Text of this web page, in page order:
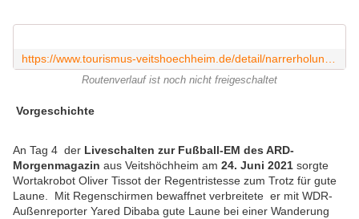
Routenverlauf ist noch nicht freigeschaltet
Vorgeschichte
An Tag 4 der Liveschalten zur Fußball-EM des ARD-
Morgenmagazin aus Veitshöchheim am 24. Juni 2021 sorgte
Wortakrobot Oliver Tissot der Regentristesse zum Trotz für gute
Laune. Mit Regenschirmen bewaffnet verbreitete er mit WDR-
Außenreporter Yared Dibaba gute Laune bei einer Wanderung